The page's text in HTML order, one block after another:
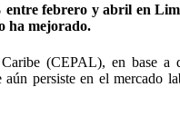
entre febrero y abril en
ha mejorado.
(CEPAL), en base a
persiste en el mercado